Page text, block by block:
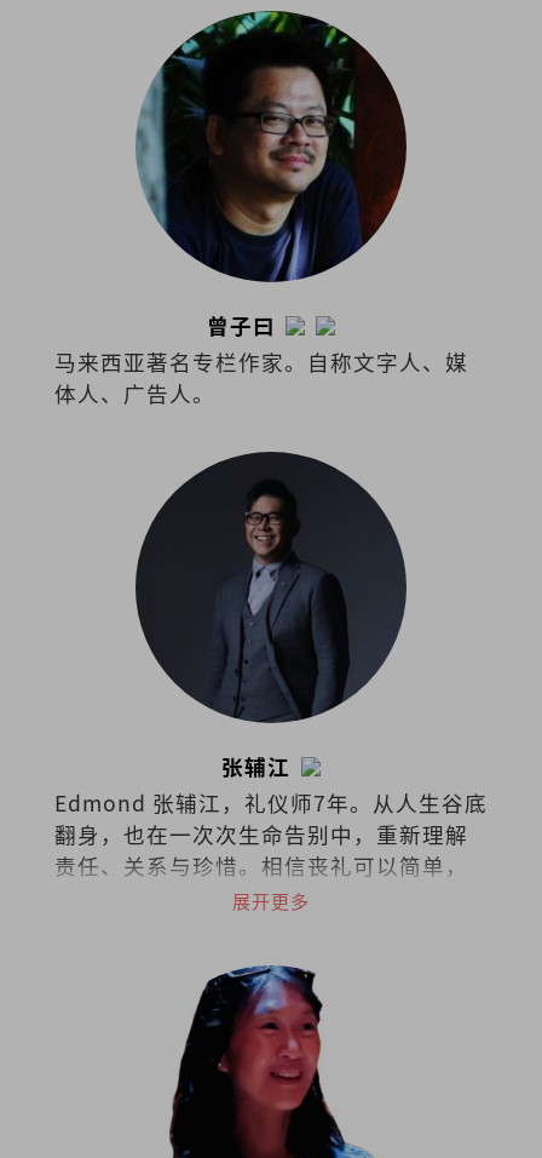
曾子曰
马来西亚著名专栏作家。自称文字人、媒
体人、广告人。
张辅江
Edmond 张辅江，礼仪师7年。从人生谷底
翻身，也在一次次生命告别中，重新理解
责任、关系与珍惜。相信丧礼可以简单，
但绝不随便，因为真正留下来的，不只是
展开更多